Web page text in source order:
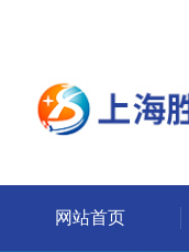
网站首页